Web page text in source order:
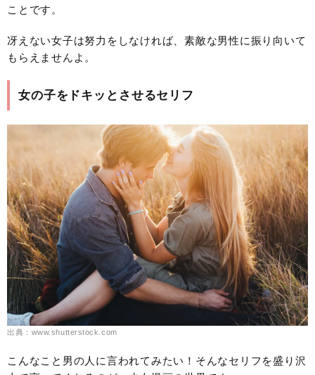
ことです。
冴えない女子は努力をしなければ、素敵な男性に振り向いて
もらえませんよ。
女の子をドキッとさせるセリフ
出典：www.shutterstock.com
こんなこと男の人に言われてみたい！そんなセリフを盛り沢